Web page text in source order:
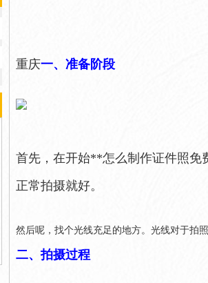
重庆一、准备阶段
首先，在开始**怎么制作证件照免
正常拍摄就好。
然后呢，找个光线充足的地方。光线对于拍
二、拍摄过程